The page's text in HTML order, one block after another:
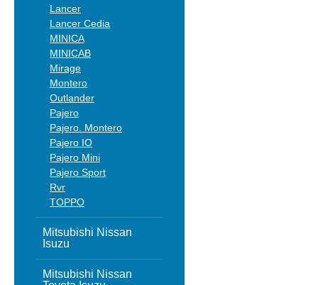
Lancer
Lancer Cedia
MINICA
MINICAB
Mirage
Montero
Outlander
Pajero
Pajero. Montero
Pajero IO
Pajero Mini
Pajero Sport
Rvr
TOPPO
Mitsubishi Nissan
Isuzu
Mitsubishi Nissan